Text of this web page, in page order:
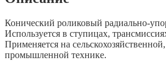
Конический роликовый радиально-
Используется в ступицах,
Применяется на
промышленной технике.